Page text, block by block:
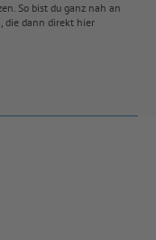
So bist du ganz nah an
die dann direkt hier